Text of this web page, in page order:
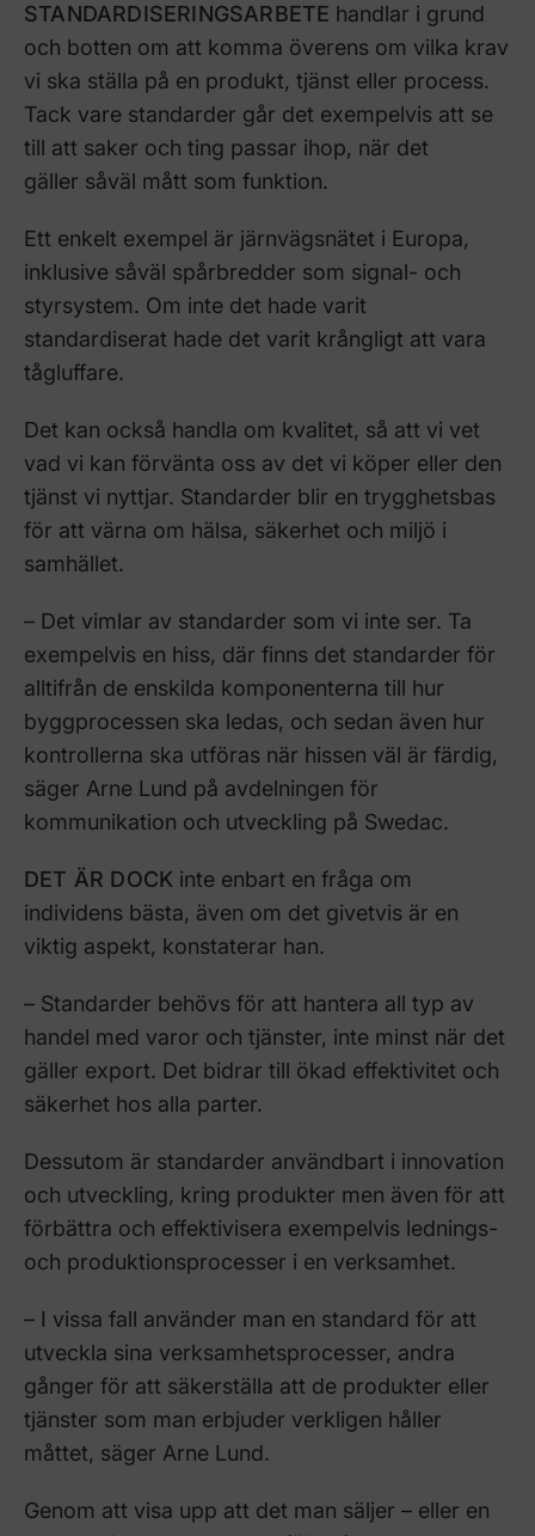
STANDARDISERINGSARBETE handlar i grund
och botten om att komma överens om vilka krav
vi ska ställa på en produkt, tjänst eller process.
Tack vare standarder går det exempelvis att se
till att saker och ting passar ihop, när det
gäller såväl mått som funktion.
Ett enkelt exempel är järnvägsnätet i Europa,
inklusive såväl spårbredder som signal- och
styrsystem. Om inte det hade varit
standardiserat hade det varit krångligt att vara
tågluffare.
Det kan också handla om kvalitet, så att vi vet
vad vi kan förvänta oss av det vi köper eller den
tjänst vi nyttjar. Standarder blir en trygghetsbas
för att värna om hälsa, säkerhet och miljö i
samhället.
– Det vimlar av standarder som vi inte ser. Ta
exempelvis en hiss, där finns det standarder för
alltifrån de enskilda komponenterna till hur
byggprocessen ska ledas, och sedan även hur
kontrollerna ska utföras när hissen väl är färdig,
säger Arne Lund på avdelningen för
kommunikation och utveckling på Swedac.
DET ÄR DOCK inte enbart en fråga om
individens bästa, även om det givetvis är en
viktig aspekt, konstaterar han.
– Standarder behövs för att hantera all typ av
handel med varor och tjänster, inte minst när det
gäller export. Det bidrar till ökad effektivitet och
säkerhet hos alla parter.
Dessutom är standarder användbart i innovation
och utveckling, kring produkter men även för att
förbättra och effektivisera exempelvis lednings-
och produktionsprocesser i en verksamhet.
– I vissa fall använder man en standard för att
utveckla sina verksamhetsprocesser, andra
gånger för att säkerställa att de produkter eller
tjänster som man erbjuder verkligen håller
måttet, säger Arne Lund.
Genom att visa upp att det man säljer – eller en